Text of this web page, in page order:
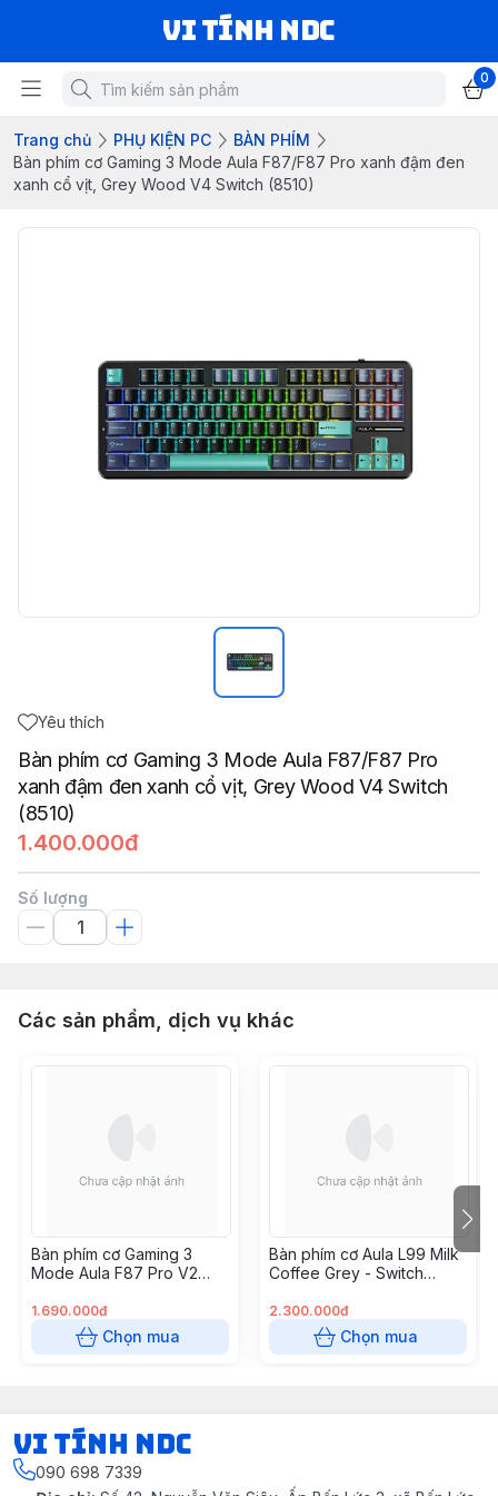
VI TÍNH NDC
0
Trang chủ PHỤ KIỆN PC
BÀN PHÍM
Bàn phím cơ Gaming 3 Mode Aula F87/F87 Pro xanh đậm đen
xanh cổ vịt, Grey Wood V4 Switch (8510)
Yêu thích
Bàn phím cơ Gaming 3 Mode Aula F87/F87 Pro
xanh đậm đen xanh cổ vịt, Grey Wood V4 Switch
(8510)
1.400.000đ
Số lượng
Các sản phẩm, dịch vụ khác
Bàn phím cơ Gaming 3
Mode Aula F87 Pro V2
Super God Edition, Meteor
Switch
1.690.000đ
Chọn mua
Bàn phím cơ Aula L99 Milk
Coffee Grey - Switch
2.300.000đ
Chọn mua
VI TÍNH NDC
090 698 7339